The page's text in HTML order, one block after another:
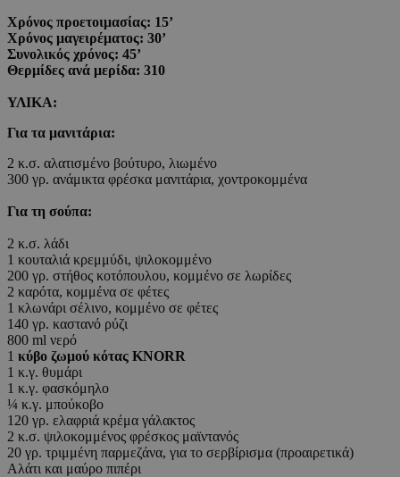
Χρόνος προετοιμασίας: 15’
Χρόνος μαγειρέματος: 30’
Συνολικός χρόνος: 45’
Θερμίδες ανά μερίδα: 310
ΥΛΙΚΑ:
Για τα μανιτάρια:
2 κ.σ. αλατισμένο βούτυρο, λιωμένο
300 γρ. ανάμικτα φρέσκα μανιτάρια, χοντροκομμένα
Για τη σούπα:
2 κ.σ. λάδι
1 κουταλιά κρεμμύδι, ψιλοκομμένο
200 γρ. στήθος κοτόπουλου, κομμένο σε λωρίδες
2 καρότα, κομμένα σε φέτες
1 κλωνάρι σέλινο, κομμένο σε φέτες
140 γρ. καστανό ρύζι
800 ml νερό
1 κύβο ζωμού κότας KNORR
1 κ.γ. θυμάρι
1 κ.γ. φασκόμηλο
¼ κ.γ. μπούκοβο
120 γρ. ελαφριά κρέμα γάλακτος
2 κ.σ. ψιλοκομμένος φρέσκος μαϊντανός
20 γρ. τριμμένη παρμεζάνα, για το σερβίρισμα (προαιρετικά)
Αλάτι και μαύρο πιπέρι